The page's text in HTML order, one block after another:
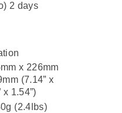
2 days
x 226mm
(7.14” x
x 1.54”)
(2.4lbs)